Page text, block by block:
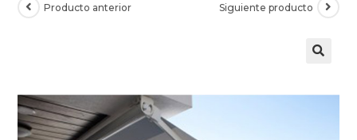
Producto anterior Siguiente producto